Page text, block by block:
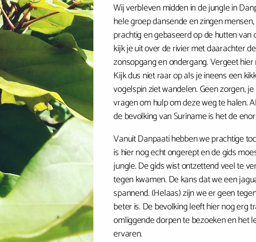
Wij verbleven midden in de jungle in
hele groep dansende en zingen
prachtig en gebaseerd op de hutten
kijk je uit over de rivier met daarachter
zonsopgang en ondergang. Vergeet
Kijk dus niet raar op als je ineens een
vogelspin ziet wandelen. Geen zorgen,
vragen om hulp om deze weg te halen.
de bevolking van Suriname is het de
Vanuit Danpaati hebben we prachtige
is hier nog echt ongerept en de gids
jungle. De gids wist ontzettend veel te
tegen kwamen. De kans dat we een
spannend. (Helaas) zijn we er geen
beter is. De bevolking leeft hier nog erg
omliggende dorpen te bezoeken en het
ervaren.